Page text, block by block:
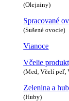
(Olejniny)
Spracované
(Sušené ovocie)
Vianoce
Včelie
(Med, Včelí peľ,
Zelenina a
(Huby)